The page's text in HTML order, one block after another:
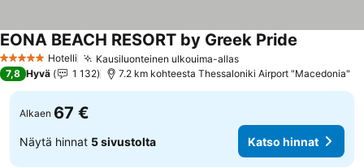
5 Tähtiluokitus
Hotelli Kausiluonteinen ulkouima-allasKatso hinnat
EONA BEACH RESORT by Greek Pride
7,8 Hyvä 1 132 7.2 km kohteesta Thessaloniki Airport "Macedonia"
Alkaen 67 €
Näytä hinnat 5 sivustolta Katso hinnat